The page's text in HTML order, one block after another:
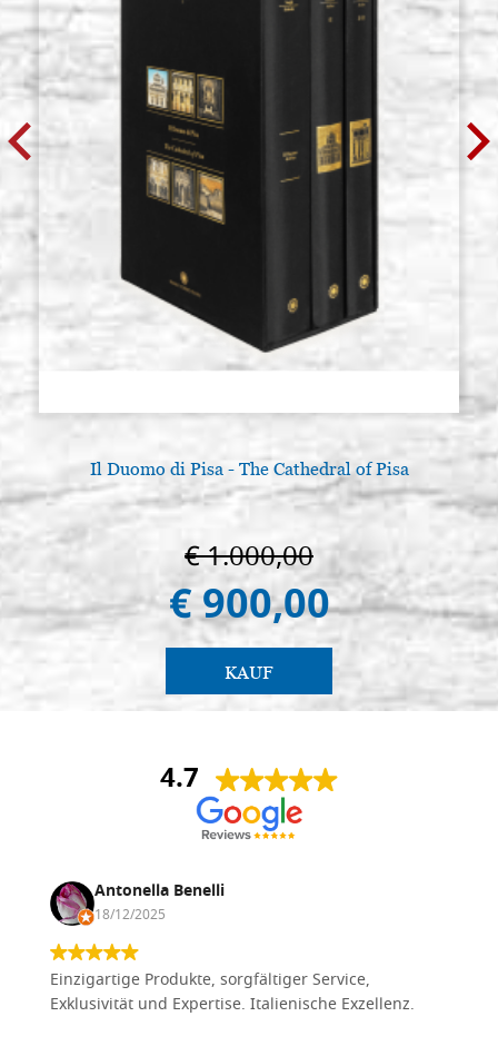
Il Duomo di Pisa - The Cathedral of Pisa
€ 1.000,00
€ 900,00
KAUF
4.7
Antonella Benelli
18/12/2025
Einzigartige Produkte, sorgfältiger Service,
Exklusivität und Expertise. Italienische Exzellenz.